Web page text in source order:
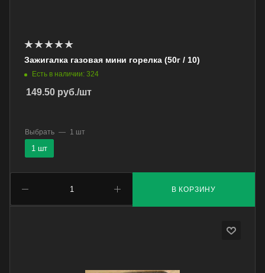
Зажигалка газовая мини горелка (50г / 10)
Есть в наличии: 324
149.50 руб./шт
В КОРЗИНУ
Выбрать — 1 шт
1 шт